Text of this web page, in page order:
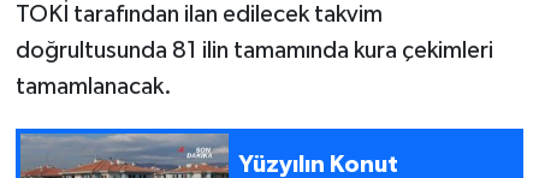
TOKİ tarafından ilan edilecek takvim
doğrultusunda 81 ilin tamamında kura çekimleri
tamamlanacak.
Yüzyılın Konut